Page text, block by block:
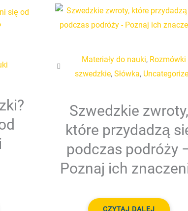
Materiały do nauki, Rozmówki
szwedzkie, Słówka,
Szwedzkie zwroty,
które przydadzą
podczas podróży
Poznaj ich
CZYTAJ DALEJ